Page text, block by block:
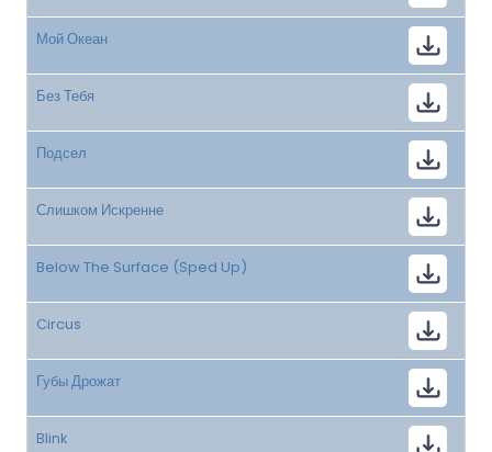
Мой Океан
Без Тебя
Подсел
Слишком Искренне
Below The Surface (Sped Up)
Circus
Губы Дрожат
Blink